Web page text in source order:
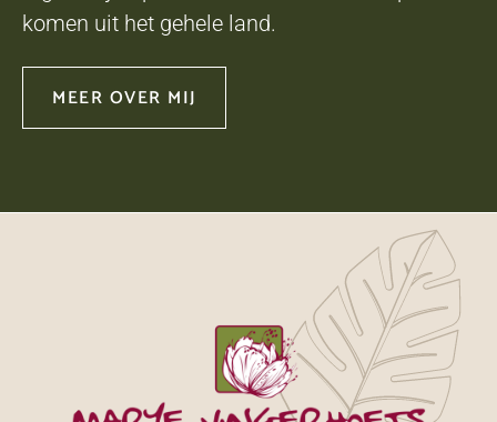
komen uit het gehele land.
MEER OVER MIJ